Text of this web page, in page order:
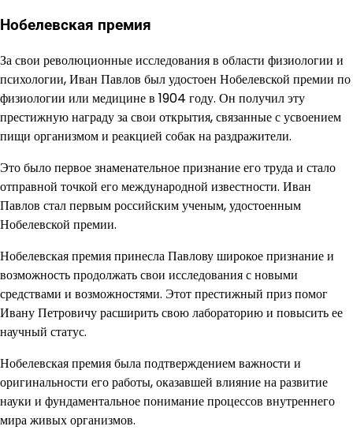
Нобелевская премия
За свои революционные исследования в области физиологии и
психологии, Иван Павлов был удостоен Нобелевской премии по
физиологии или медицине в 1904 году. Он получил эту
престижную награду за свои открытия, связанные с усвоением
пищи организмом и реакцией собак на раздражители.
Это было первое знаменательное признание его труда и стало
отправной точкой его международной известности. Иван
Павлов стал первым российским ученым, удостоенным
Нобелевской премии.
Нобелевская премия принесла Павлову широкое признание и
возможность продолжать свои исследования с новыми
средствами и возможностями. Этот престижный приз помог
Ивану Петровичу расширить свою лабораторию и повысить ее
научный статус.
Нобелевская премия была подтверждением важности и
оригинальности его работы, оказавшей влияние на развитие
науки и фундаментальное понимание процессов внутреннего
мира живых организмов.